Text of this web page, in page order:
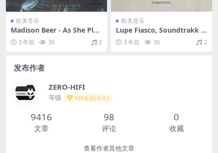
欧美音乐
Madison Beer - As She Plea
ses（2018/FLAC/分轨/145
M）3 年前 36 2
欧美音乐
Lupe Fiasco, Soundtrakk -
TAPE TAPE（2020/FLAC/Sin
gle分轨/33M）
3 年前 36 2
发布作者
ZERO-HIFI
等级 VIP会员[永久]
9416
文章
98
评论
0
收藏
查看作者其他文章